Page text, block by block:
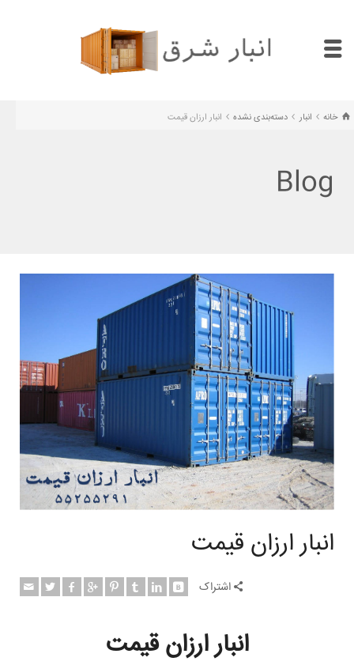
خانه انبار دسته‌بندی نشده انبار ارزان قیمت
Blog
انبار ارزان قیمت
اشتراک
انبار ارزان قیمت